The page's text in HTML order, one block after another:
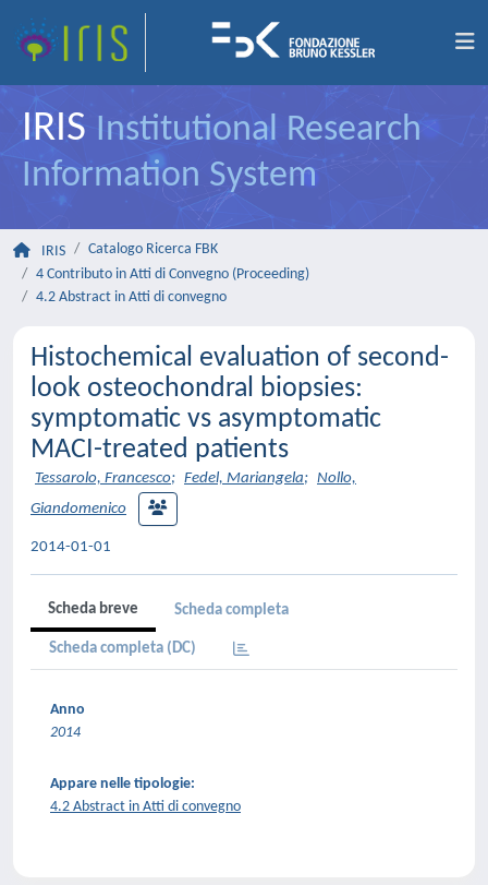
IRIS Institutional Research
Information System
IRIS
Catalogo Ricerca FBK
4 Contributo in Atti di Convegno (Proceeding)
4.2 Abstract in Atti di convegno
Histochemical evaluation of second-
look osteochondral biopsies:
symptomatic vs asymptomatic
MACI-treated patients
Tessarolo, Francesco; Fedel, Mariangela; Nollo,
Giandomenico
2014-01-01
Scheda breve Scheda completa
Scheda completa (DC)
Anno
2014
Appare nelle tipologie:
4.2 Abstract in Atti di convegno